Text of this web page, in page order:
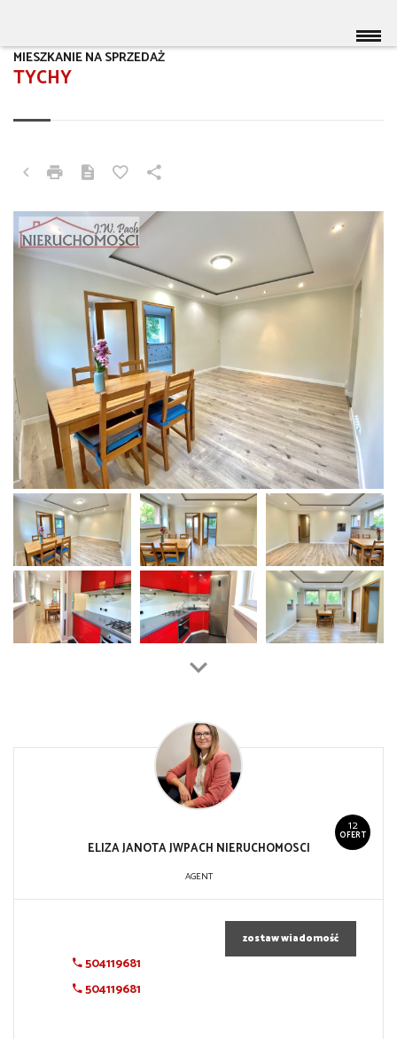
TYCHY
MIESZKANIE NA SPRZEDAŻ
12
OFERT
ELIZA JANOTA JWPACH NIERUCHOMOSCI
AGENT
504119681
504119681
zostaw wiadomość